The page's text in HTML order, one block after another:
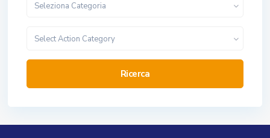
Seleziona Categoria
Select Action Category
Ricerca